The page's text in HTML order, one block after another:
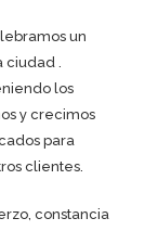
un
ciudad .
los
y crecimos
para
clientes.
constancia